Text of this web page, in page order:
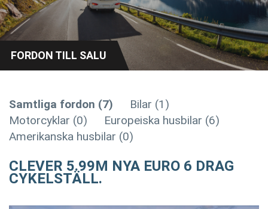
FORDON TILL SALU
Samtliga fordon (7)
Bilar (1)
Motorcyklar (0)
Europeiska husbilar (6)
Amerikanska husbilar (0)
CLEVER 5.99M NYA EURO 6 DRAG
CYKELSTÄLL.